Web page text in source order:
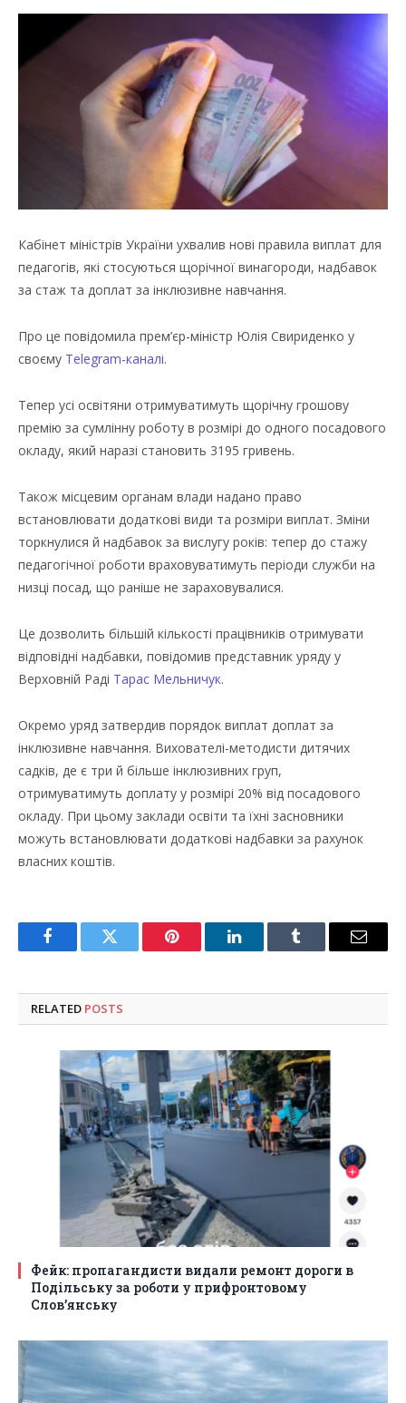
Кабінет міністрів України ухвалив нові правила виплат для
педагогів, які стосуються щорічної винагороди, надбавок
за стаж та доплат за інклюзивне навчання.
Про це повідомила прем’єр-міністр Юлія Свириденко у
своєму Telegram-каналі.
Тепер усі освітяни отримуватимуть щорічну грошову
премію за сумлінну роботу в розмірі до одного посадового
окладу, який наразі становить 3195 гривень.
Також місцевим органам влади надано право
встановлювати додаткові види та розміри виплат. Зміни
торкнулися й надбавок за вислугу років: тепер до стажу
педагогічної роботи враховуватимуть періоди служби на
низці посад, що раніше не зараховувалися.
Це дозволить більшій кількості працівників отримувати
відповідні надбавки, повідомив представник уряду у
Верховній Раді Тарас Мельничук.
Окремо уряд затвердив порядок виплат доплат за
інклюзивне навчання. Вихователі-методисти дитячих
садків, де є три й більше інклюзивних груп,
отримуватимуть доплату у розмірі 20% від посадового
окладу. При цьому заклади освіти та їхні засновники
можуть встановлювати додаткові надбавки за рахунок
власних коштів.
FacebookTwitter Pinterest LinkedInTumblr Email
RELATED POSTS
Фейк: пропагандисти видали ремонт дороги в
Подільську за роботи у прифронтовому
Слов’янську